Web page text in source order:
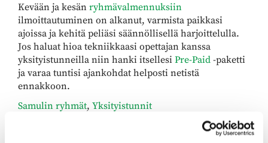
Kevään ja kesän ryhmävalmennuksiin
ilmoittautuminen on alkanut, varmista paikkasi
ajoissa ja kehitä peliäsi säännöllisellä harjoittelulla.
Jos haluat hioa tekniikkaasi opettajan kanssa
yksityistunneilla niin hanki itsellesi Pre-Paid -paketti
ja varaa tuntisi ajankohdat helposti netistä
ennakkoon.
Samulin ryhmät, Yksityistunnit